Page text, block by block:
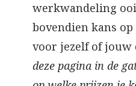
werkwandeling
bovendien kans
voor jezelf of
deze pagina in de